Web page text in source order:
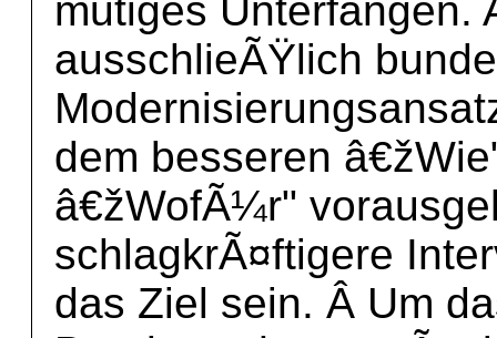
mutiges Unterfangen.
ausschlieÃŸlich
dem besseren
â€žWofÃ¼r"
schlagkrÃ¤ftigere
das Ziel sein. Â Um